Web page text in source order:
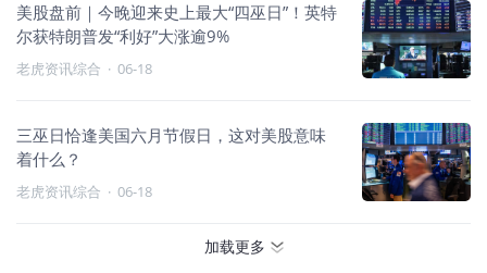
美股盘前｜今晚迎来史上最大“四巫日”！英特
尔获特朗普发“利好”大涨逾9%
老虎资讯综合 · 06-18
三巫日恰逢美国六月节假日，这对美股意味
着什么？
老虎资讯综合 · 06-18
加载更多